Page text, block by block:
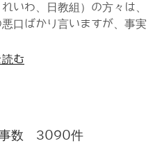
いわ、日教組）の方々は、
悪口ばかり言いますが、事実
む
事数 3090件